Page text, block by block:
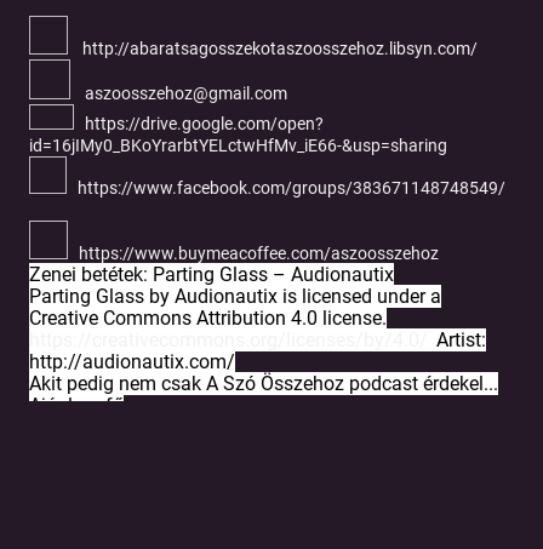
http://abaratsagosszekotaszoosszehoz.libsyn.com/
aszoosszehoz@gmail.com
https://drive.google.com/open?
id=16jIMy0_BKoYrarbtYELctwHfMv_iE66-&usp=sharing
https://www.facebook.com/groups/383671148748549/
https://www.buymeacoffee.com/aszoosszehoz
Zenei betétek: Parting Glass – Audionautix
Parting Glass by Audionautix is licensed under a
Creative Commons Attribution 4.0 license.
Artist:
http://audionautix.com/
Akit pedig nem csak A Szó Összehoz podcast érdekel...
Ajánlom fő